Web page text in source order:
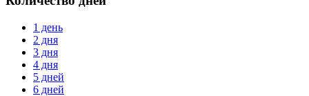
1 день
2 дня
3 дня
4 дня
5 дней
6 дней